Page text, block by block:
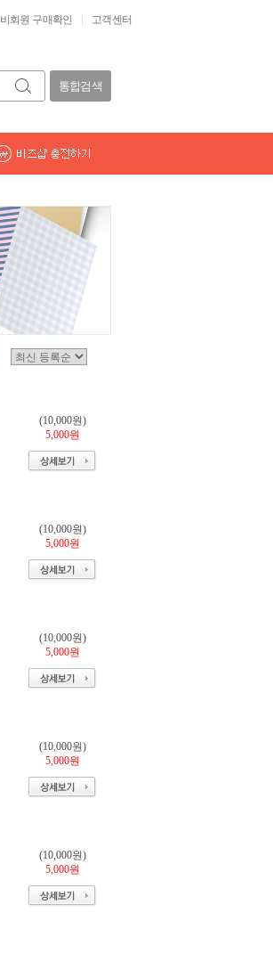
비회원 구매확인 고객센터
통합검색
(10,000원)
5,000원
(10,000원)
5,000원
(10,000원)
5,000원
(10,000원)
5,000원
(10,000원)
5,000원